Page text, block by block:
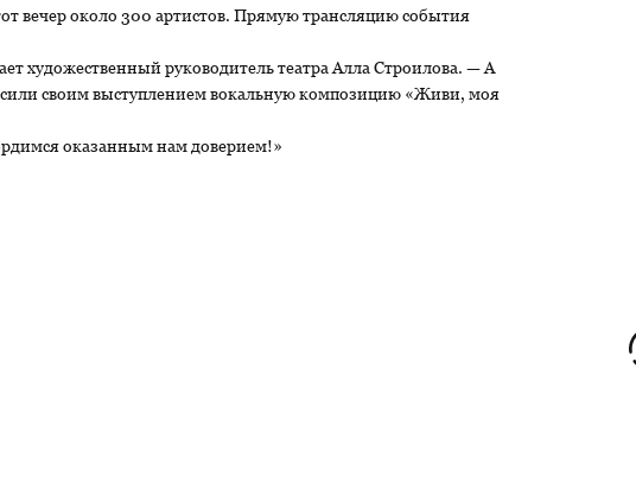
вечер около 300 артистов. Прямую трансляцию события
художественный руководитель театра Алла Строилова. — А
своим выступлением вокальную композицию «Живи, моя
оказанным нам доверием!»